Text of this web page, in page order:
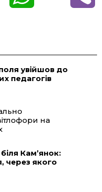
t
A
увійшов до
педагогів
на
Кам’янок:
через якого